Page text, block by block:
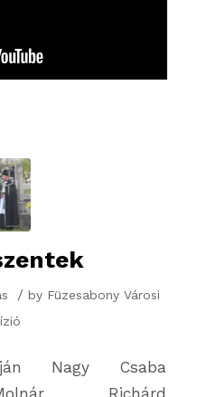
/ by Füzesabony Városi
Nagy Csaba